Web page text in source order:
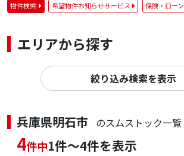
物件検索 希望物件お知らせサービス 保険・ローン
エリアから探す
絞り込み検索を表示
兵庫県明石市 のスムストック一覧
4件中1件～4件を表示